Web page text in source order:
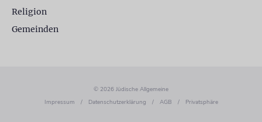
Religion
Gemeinden
© 2026 Jüdische Allgemeine
Impressum
/ Datenschutzerklärung / AGB / Privatsphäre